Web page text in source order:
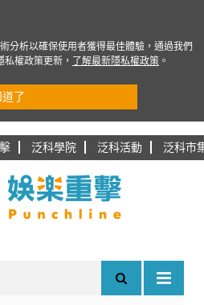
泛科學院 泛科活動 泛科市
分析以確保使用者獲得最佳體驗，通過我們
權政策更新，
了解最新隱私權政策 。
了